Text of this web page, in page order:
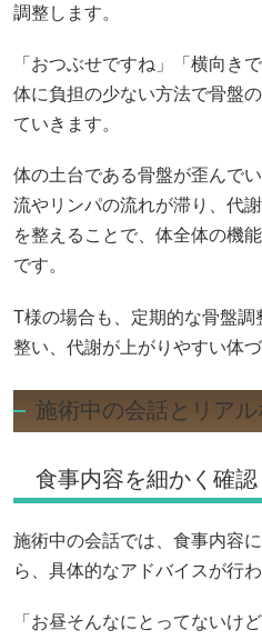
調整します。
「おつぶせですね」「横向き
体に負担の少ない方法で骨盤
ていきます。
体の土台である骨盤が歪んで
流やリンパの流れが滞り、代
を整えることで、体全体の機
です。
T様の場合も、定期的な骨盤
整い、代謝が上がりやすい体
施術中の会話とリア
食事内容を細かく確
施術中の会話では、食事内容
ら、具体的なアドバイスが行わ
「お昼そんなにとってないけ